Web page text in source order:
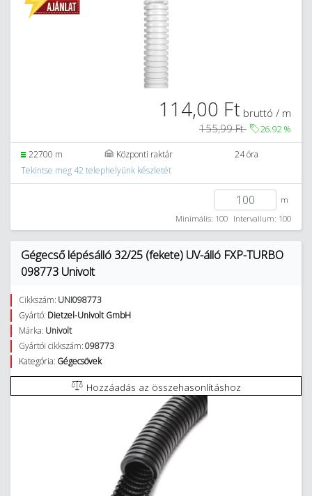
114,00 Ft bruttó / m
155,99 Ft
26.92%
22700 m Központi raktár
24 óra
Tekintse meg 42 telephelyünk készletét
m
Minimális: 100 Intervallum: 100
Gégecső lépésálló 32/25 (fekete) UV-álló FXP-TURBO
098773 Univolt
Cikkszám: UNI098773
Gyártó: Dietzel-Univolt GmbH
Márka: Univolt
Gyártói cikkszám:098773
Kategória: Gégecsövek
Hozzáadás az összehasonlításhoz